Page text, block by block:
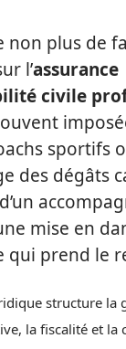
non plus de
l’assurance
civile
sportifs
des dégâts
mise en
qui prend le
structure la
la fiscalité et la